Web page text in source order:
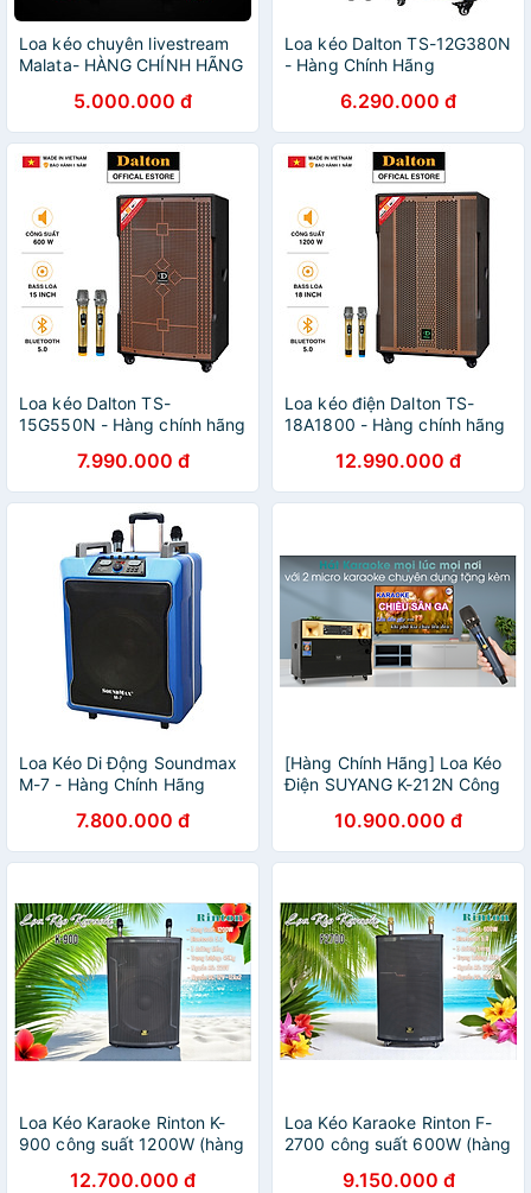
Loa kéo chuyên livestream
Malata- HÀNG CHÍNH HÃNG
5.000.000 đ
Loa kéo Dalton TS-12G380N
- Hàng Chính Hãng
6.290.000 đ
Loa kéo Dalton TS-
15G550N - Hàng chính hãng
7.990.000 đ
Loa kéo điện Dalton TS-
18A1800 - Hàng chính hãng
12.990.000 đ
Loa Kéo Di Động Soundmax
M-7 - Hàng Chính Hãng
7.800.000 đ
[Hàng Chính Hãng] Loa Kéo
Điện SUYANG K-212N Công
10.900.000 đ
Loa Kéo Karaoke Rinton K-
900 công suất 1200W (hàng
12.700.000 đ
Loa Kéo Karaoke Rinton F-
2700 công suất 600W (hàng
9.150.000 đ